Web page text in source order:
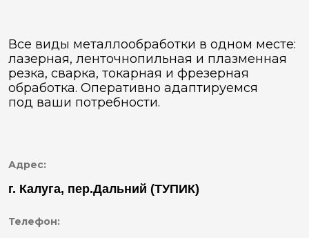
Все виды металлообработки в одном месте:
лазерная, ленточнопильная и плазменная
резка, сварка, токарная и фрезерная
обработка. Оперативно адаптируемся
под ваши потребности.
Адрес:
г. Калуга, пер.Дальний (ТУПИК)
Телефон: